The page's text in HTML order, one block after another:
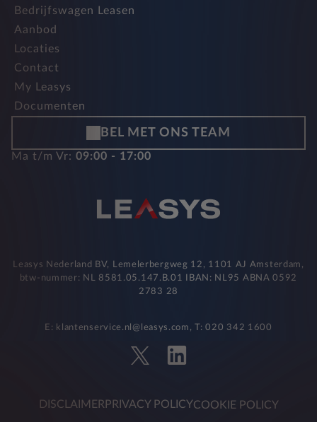
Bedrijfswagen Leasen
Aanbod
Locaties
Contact
My Leasys
Documenten
BEL MET ONS TEAM
Ma t/m Vr: 09:00 - 17:00
Leasys Nederland BV, Lemelerbergweg 12, 1101 AJ Amsterdam,
btw-nummer: NL 8581.05.147.B.01 IBAN: NL95 ABNA 0592
2783 28
E: klantenservice.nl@leasys.com, T: 020 342 1600
DISCLAIMER PRIVACY POLICYCOOKIE POLICY